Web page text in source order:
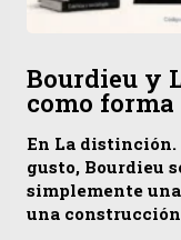
Bourdieu y
como forma
En La distinción.
gusto, Bourdieu
simplemente
una